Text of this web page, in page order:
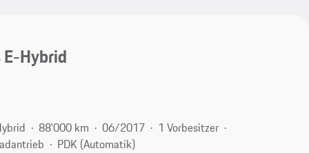
Hybrid
88'000 km 06/2017
1 Vorbesitzer
PDK (Automatik)